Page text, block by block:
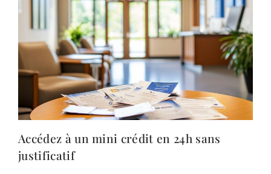
Accédez à un mini crédit en 24h sans
justificatif